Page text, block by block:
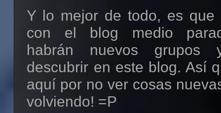
<a href="http://metal-
target="_blank"><img
src="http://www.imagerotation.com/
border="0" alt="Metal-Libre"></a>
Banner rotatorio(también
segundos)
Descargar la plantilla
No es necesario dejar un
en el tuyo si lo usas, pero
menos un comentario en
saber si alguien lo usa.
Y lo mejor de todo, es que
con el blog medio
habrán nuevos grupos
descubrir en este blog. Así
aquí por no ver cosas
volviendo! =P